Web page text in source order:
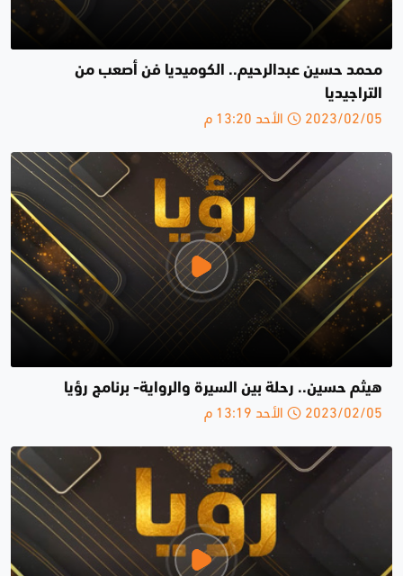
محمد حسين عبدالرحيم.. الكوميديا فن أصعب من
التراجيديا
2023/02/05 الأحد 13:20 م
هيثم حسين.. رحلة بين السيرة والرواية- برنامج رؤيا
2023/02/05 الأحد 13:19 م